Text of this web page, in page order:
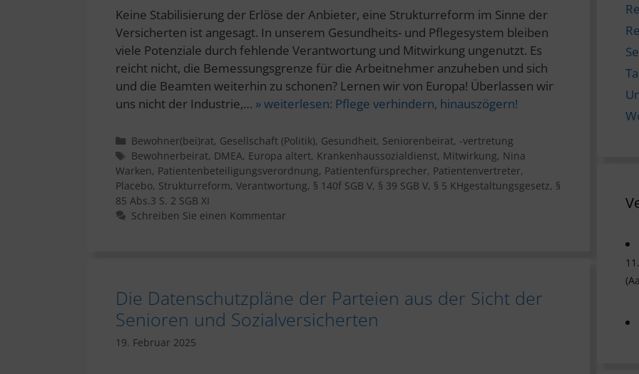
Keine Stabilisierung der Erlöse der Anbieter, eine Strukturreform im Sinne der
Versicherten ist angesagt. In unserem Gesundheits- und Pflegesystem bleiben
viele Potenziale durch fehlende Verantwortung und Mitwirkung ungenutzt. Es
reicht nicht, die Bemessungsgrenze für die Arbeitnehmer anzuheben und sich
und die Beamten weiterhin zu schonen? Lernen wir von Europa! Überlassen wir
uns nicht der Industrie,… » weiterlesen: Pflege verhindern, hinauszögern!
Kategorien
Bewohner(bei)rat, Gesellschaft (Politik), Gesundheit, Seniorenbeirat, -vertretung
Schlagwörter
Bewohnerbeirat, DMEA, Europa altert, Krankenhaussozialdienst, Mitwirkung, Nina
Warken, Patientenbeteiligungsverordnung, Patientenfürsprecher, Patientenvertreter,
Placebo, Strukturreform, Verantwortung, § 140f SGB V, § 39 SGB V, § 5 KHgestaltungsgesetz, §
85 Abs.3 S. 2 SGB XI
Schreiben Sie einen Kommentar
Die Datenschutzpläne der Parteien aus der Sicht der
Senioren und Sozialversicherten
19. Februar 2025